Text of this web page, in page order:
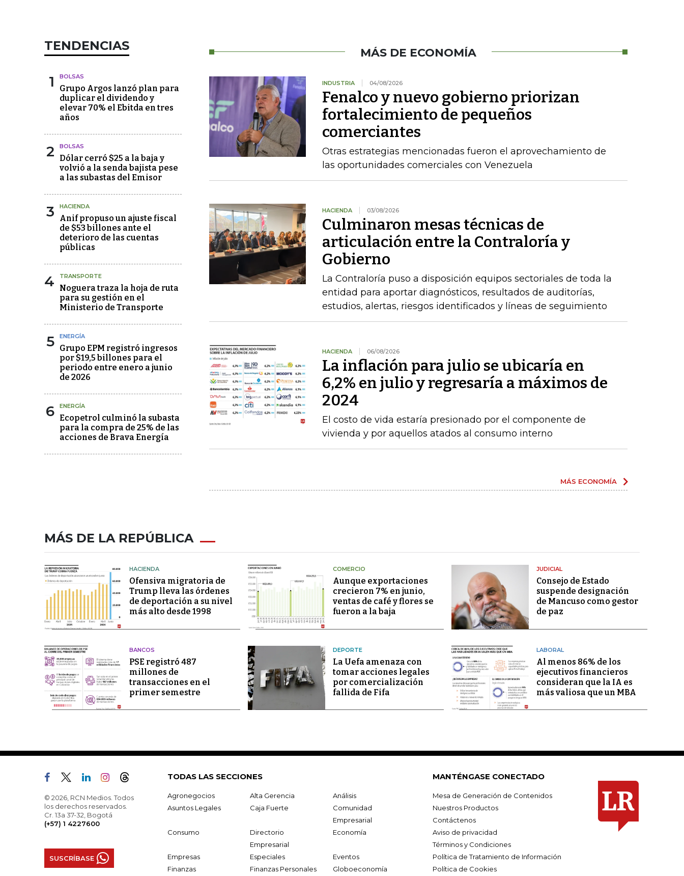
TENDENCIAS
1 BOLSAS
Grupo Argos lanzó plan para
duplicar el dividendo y
elevar 70% el Ebitda en tres
años
2 BOLSAS
Dólar cerró $25 a la baja y
volvió a la senda bajista pese
a las subastas del Emisor
3 HACIENDA
Anif propuso un ajuste fiscal
de $53 billones ante el
deterioro de las cuentas
públicas
4 TRANSPORTE
Noguera traza la hoja de ruta
para su gestión en el
Ministerio de Transporte
5 ENERGÍA
Grupo EPM registró ingresos
por $19,5 billones para el
periodo entre enero a junio
de 2026
6 ENERGÍA
Ecopetrol culminó la subasta
para la compra de 25% de las
acciones de Brava Energía
MÁS DE ECONOMÍA
INDUSTRIA 04/08/2026
Fenalco y nuevo gobierno priorizan
fortalecimiento de pequeños
comerciantes
Otras estrategias mencionadas fueron el aprovechamiento de
las oportunidades comerciales con Venezuela
HACIENDA 03/08/2026
Culminaron mesas técnicas de
articulación entre la Contraloría y
Gobierno
La Contraloría puso a disposición equipos sectoriales de toda la
entidad para aportar diagnósticos, resultados de auditorías,
estudios, alertas, riesgos identificados y líneas de seguimiento
HACIENDA 06/08/2026
La inflación para julio se ubicaría en
6,2% en julio y regresaría a máximos de
2024
El costo de vida estaría presionado por el componente de
vivienda y por aquellos atados al consumo interno
MÁS ECONOMÍA
MÁS DE LA REPÚBLICA
HACIENDA
Ofensiva migratoria de
Trump lleva las órdenes
de deportación a su nivel
más alto desde 1998
COMERCIO
Aunque exportaciones
crecieron 7% en junio,
ventas de café y flores se
fueron a la baja
JUDICIAL
Consejo de Estado
suspende designación
de Mancuso como gestor
de paz
BANCOS
PSE registró 487
millones de
transacciones en el
primer semestre
DEPORTE
La Uefa amenaza con
tomar acciones legales
por comercialización
fallida de Fifa
LABORAL
Al menos 86% de los
ejecutivos financieros
consideran que la IA es
más valiosa que un MBA
© 2026, RCN Medios. Todos
los derechos reservados.
Cr. 13a 37-32, Bogotá
(+57) 1 4227600
SUSCRÍBASE
TODAS LAS SECCIONES
Agronegocios Alta Gerencia
Análisis
Asuntos Legales
Caja Fuerte
Comunidad
Empresarial
Consumo
Directorio
Empresarial
Economía
Empresas Especiales
Eventos
Finanzas
Finanzas Personales Globoeconomía
MANTÉNGASE CONECTADO
Mesa de Generación de Contenidos
Nuestros Productos
Contáctenos
Aviso de privacidad
Términos y Condiciones
Política de Tratamiento de Información
Política de Cookies